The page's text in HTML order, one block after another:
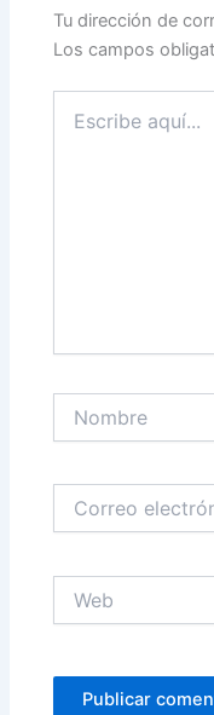
Tu dirección de
Los campos
aquí...
electrónico